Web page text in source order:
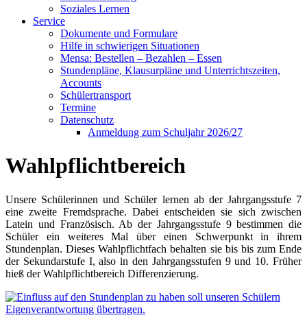
Soziales Lernen
Service
Dokumente und Formulare
Hilfe in schwierigen Situationen
Mensa: Bestellen – Bezahlen – Essen
Stundenpläne, Klausurpläne und Unterrichtszeiten,
Accounts
Schülertransport
Termine
Datenschutz
Anmeldung zum Schuljahr 2026/27
Wahlpflichtbereich
Unsere Schülerinnen und Schüler lernen ab der Jahrgangsstufe 7
eine zweite Fremdsprache. Dabei entscheiden sie sich zwischen
Latein und Französisch. Ab der Jahrgangsstufe 9 bestimmen die
Schüler ein weiteres Mal über einen Schwerpunkt in ihrem
Stundenplan. Dieses Wahlpflichtfach behalten sie bis bis zum Ende
der Sekundarstufe I, also in den Jahrgangsstufen 9 und 10. Früher
hieß der Wahlpflichtbereich Differenzierung.